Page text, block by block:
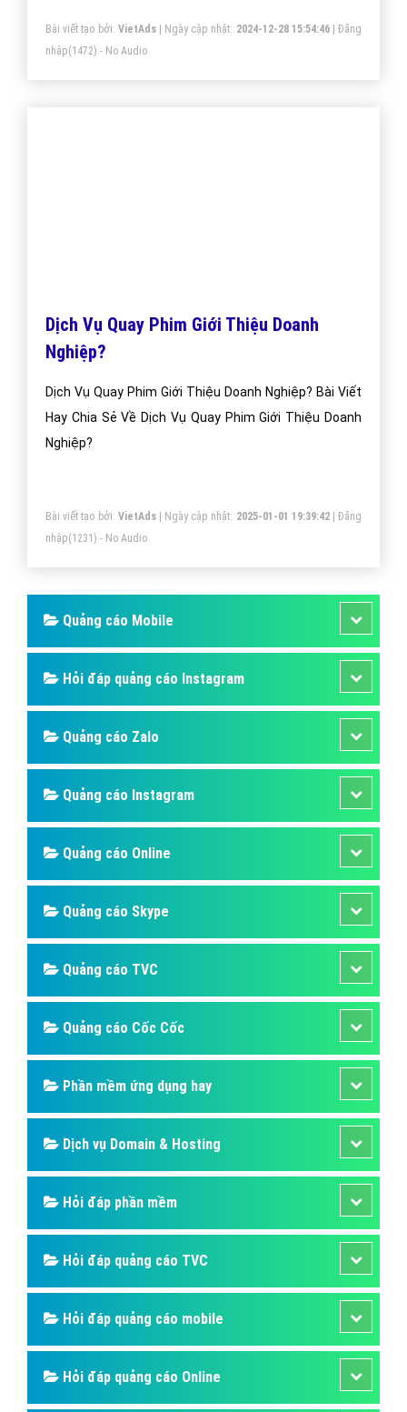
Bài viết tạo bởi: VietAds| Ngày cập nhật: 2024-12-28 15:54:46|Đăng
nhập(1472) - No Audio
Dịch Vụ Quay Phim Giới Thiệu Doanh
Nghiệp?
Dịch Vụ Quay Phim Giới Thiệu Doanh Nghiệp? Bài Viết
Hay Chia Sẻ Về Dịch Vụ Quay Phim Giới Thiệu Doanh
Nghiệp?
Bài viết tạo bởi: VietAds| Ngày cập nhật: 2025-01-01 19:39:42|Đăng
nhập(1231) - No Audio
Quảng cáo Mobile
Hỏi đáp quảng cáo Instagram
Quảng cáo Zalo
Quảng cáo Instagram
Quảng cáo Online
Quảng cáo Skype
Quảng cáo TVC
Quảng cáo Cốc Cốc
Phần mềm ứng dụng hay
Dịch vụ Domain & Hosting
Hỏi đáp phần mềm
Hỏi đáp quảng cáo TVC
Hỏi đáp quảng cáo mobile
Hỏi đáp quảng cáo Online